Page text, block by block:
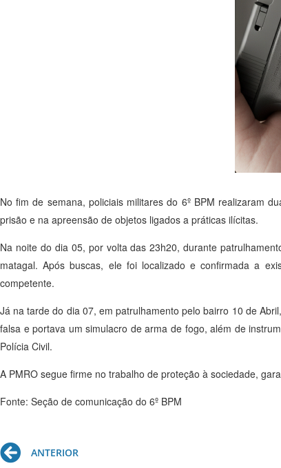
No fim de semana, policiais militares do 6º BPM realizaram
prisão e na apreensão de objetos ligados a práticas ilícitas.
Na noite do dia 05, por volta das 23h20, durante
matagal. Após buscas, ele foi localizado e confirmada a
competente.
Já na tarde do dia 07, em patrulhamento pelo bairro 10 de
falsa e portava um simulacro de arma de fogo, além de
Polícia Civil.
A PMRO segue firme no trabalho de proteção à sociedade,
Fonte: Seção de comunicação do 6º BPM
Prev
ANTERIOR